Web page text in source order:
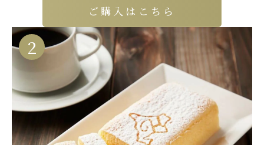
ご購入はこちら
2